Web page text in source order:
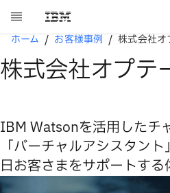
ホーム お客様事例 株式会社オ
株式会社オプテ
IBM Watsonを活用したチ
「バーチャルアシスタン
日お客さまをサポートする